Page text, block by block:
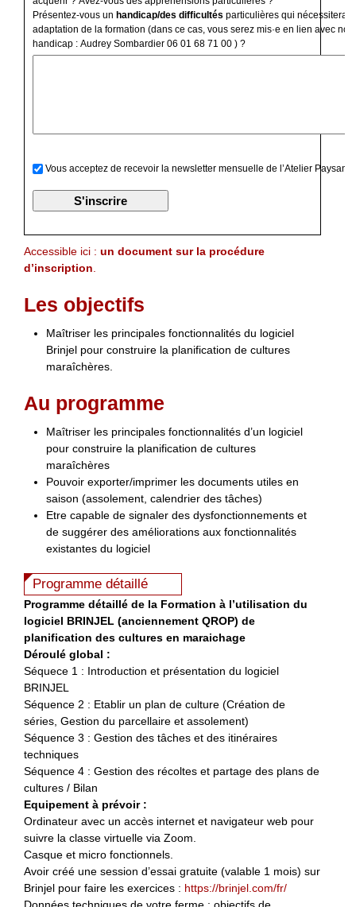
Présentez-vous un handicap/des difficultés particulières qui
adaptation de la formation (dans ce cas, vous serez mis·e en lien avec
handicap : Audrey Sombardier 06 01 68 71 00 ) ?
Vous acceptez de recevoir la newsletter mensuelle de l’Atelier Paysan
Accessible ici : un document sur la procédure
d’inscription.
Les objectifs
Maîtriser les principales fonctionnalités du logiciel
Brinjel pour construire la planification de cultures
maraîchères.
Au programme
Maîtriser les principales fonctionnalités d’un logiciel
pour construire la planification de cultures
maraîchères
Pouvoir exporter/imprimer les documents utiles en
saison (assolement, calendrier des tâches)
Etre capable de signaler des dysfonctionnements et
de suggérer des améliorations aux fonctionnalités
existantes du logiciel
Programme détaillé
Programme détaillé de la Formation à l’utilisation du
logiciel BRINJEL (anciennement QROP) de
planification des cultures en maraichage
Déroulé global :
Séquece 1 : Introduction et présentation du logiciel
BRINJEL
Séquence 2 : Etablir un plan de culture (Création de
séries, Gestion du parcellaire et assolement)
Séquence 3 : Gestion des tâches et des itinéraires
techniques
Séquence 4 : Gestion des récoltes et partage des plans de
cultures / Bilan
Equipement à prévoir :
Ordinateur avec un accès internet et navigateur web pour
suivre la classe virtuelle via Zoom.
Casque et micro fonctionnels.
Avoir créé une session d’essai gratuite (valable 1 mois) sur
Brinjel pour faire les exercices : https://brinjel.com/fr/